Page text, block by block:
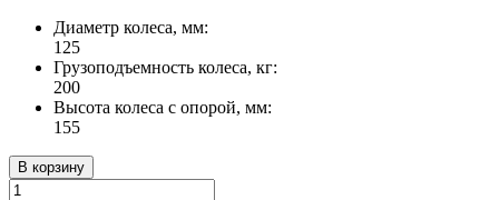
Диаметр колеса, мм:
125
Грузоподъемность колеса, кг:
200
Высота колеса с опорой, мм:
155
В корзину